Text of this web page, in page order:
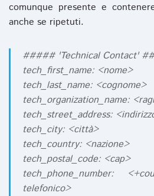
comunque presente e
anche se ripetuti.
##### 'Technical Contact'
tech_first_name: <nome>
tech_last_name: <cognome>
tech_organization_name:
tech_street_address:
tech_city: <città>
tech_country: <nazione>
tech_postal_code: <cap>
tech_phone_number:
telefonico>